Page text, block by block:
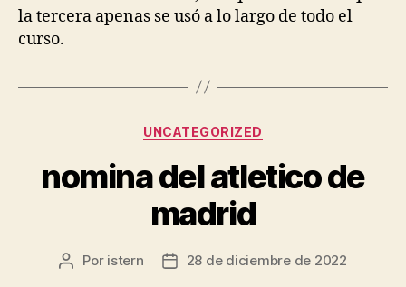
la tercera apenas se usó a lo largo de todo el
curso.
Categorías
UNCATEGORIZED
nomina del atletico de
madrid
Autor
Por istern
Fecha28 de diciembre de 2022